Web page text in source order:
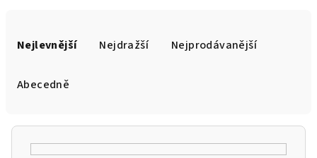
Nejlevnější Nejdražší Nejprodávanější
Abecedně